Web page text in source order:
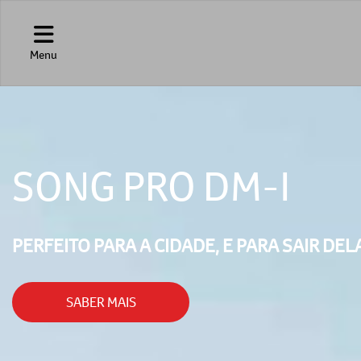
Menu
SONG PRO DM-I
PERFEITO PARA A CIDADE, E PARA SAIR
SABER MAIS